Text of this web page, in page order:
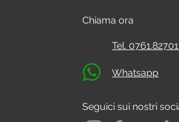
Chiama ora
Tel.
Whatsapp
Seguici sui nostri